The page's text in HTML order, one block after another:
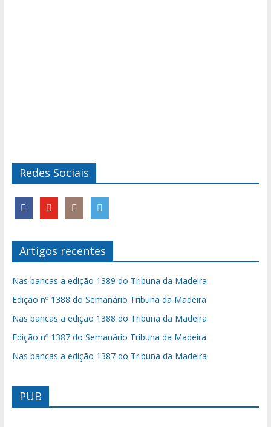
Redes Sociais
Artigos recentes
Nas bancas a edição 1389 do Tribuna da Madeira
Edição nº 1388 do Semanário Tribuna da Madeira
Nas bancas a edição 1388 do Tribuna da Madeira
Edição nº 1387 do Semanário Tribuna da Madeira
Nas bancas a edição 1387 do Tribuna da Madeira
PUB